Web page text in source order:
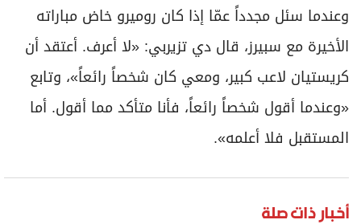
وعندما سئل مجدداً عمّا إذا كان روميرو خاض مباراته
الأخيرة مع سبيرز، قال دي تزيربي: «لا أعرف. أعتقد أن
كريستيان لاعب كبير، ومعي كان شخصاً رائعاً»، وتابع
«وعندما أقول شخصاً رائعاً، فأنا متأكد مما أقول. أما
المستقبل فلا أعلمه».
أخبار ذات صلة